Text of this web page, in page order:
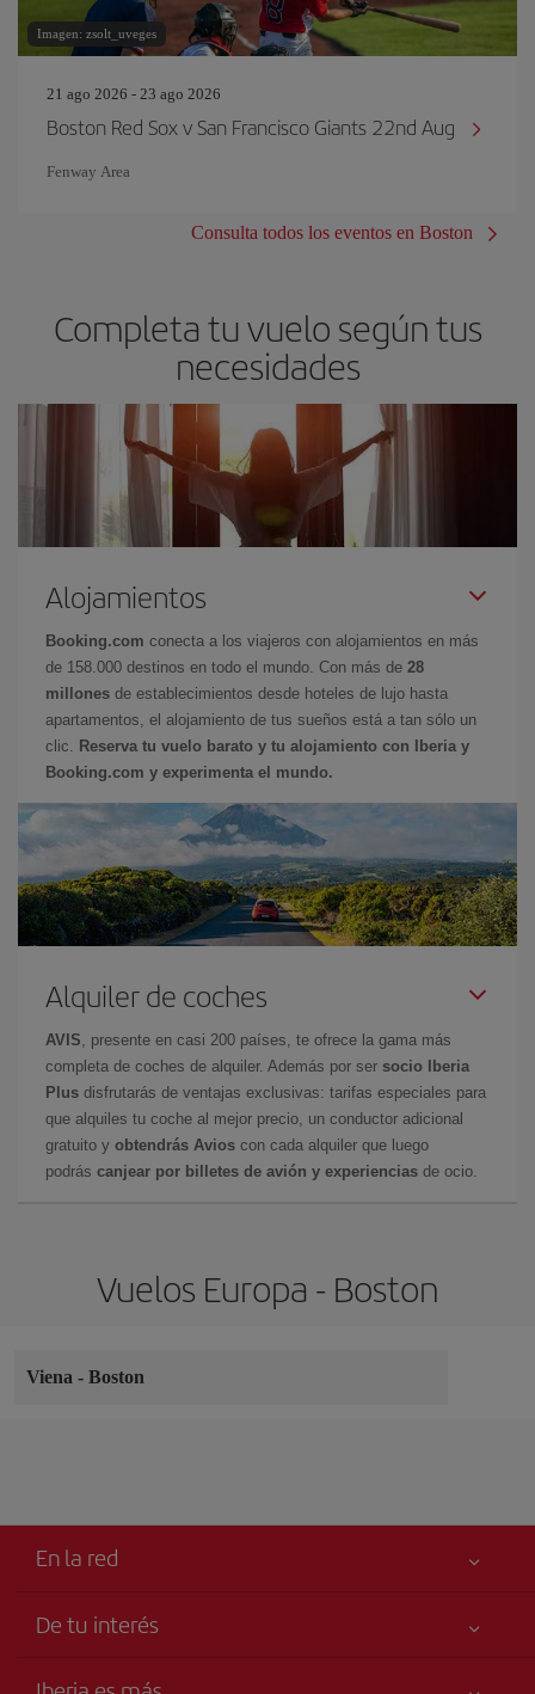
Imagen: zsolt_uveges
21 ago 2026 - 23 ago 2026
Boston Red Sox v San Francisco Giants 22nd Aug
Fenway Area
Consulta todos los eventos en Boston
Completa tu vuelo según tus
necesidades
Alojamientos
Booking.com conecta a los viajeros con alojamientos en más
de 158.000 destinos en todo el mundo. Con más de 28
millones de establecimientos desde hoteles de lujo hasta
apartamentos, el alojamiento de tus sueños está a tan sólo un
clic.
Reserva tu vuelo barato y tu alojamiento con Iberia y
Booking.com y experimenta el mundo.
Alquiler de coches
AVIS , presente en casi 200 países, te ofrece la gama más
completa de coches de alquiler. Además por ser socio Iberia
Plus disfrutarás de ventajas exclusivas: tarifas especiales para
que alquiles tu coche al mejor precio, un conductor adicional
gratuito y obtendrás Avios con cada alquiler que luego
podrás canjear por billetes de avión y experiencias de ocio.
Vuelos Europa - Boston
Viena - Boston
En la red
De tu interés